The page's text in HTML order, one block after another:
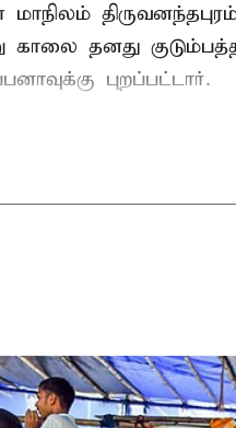
மாநிலம்
காலை தனது
புறப்பட்டார்.